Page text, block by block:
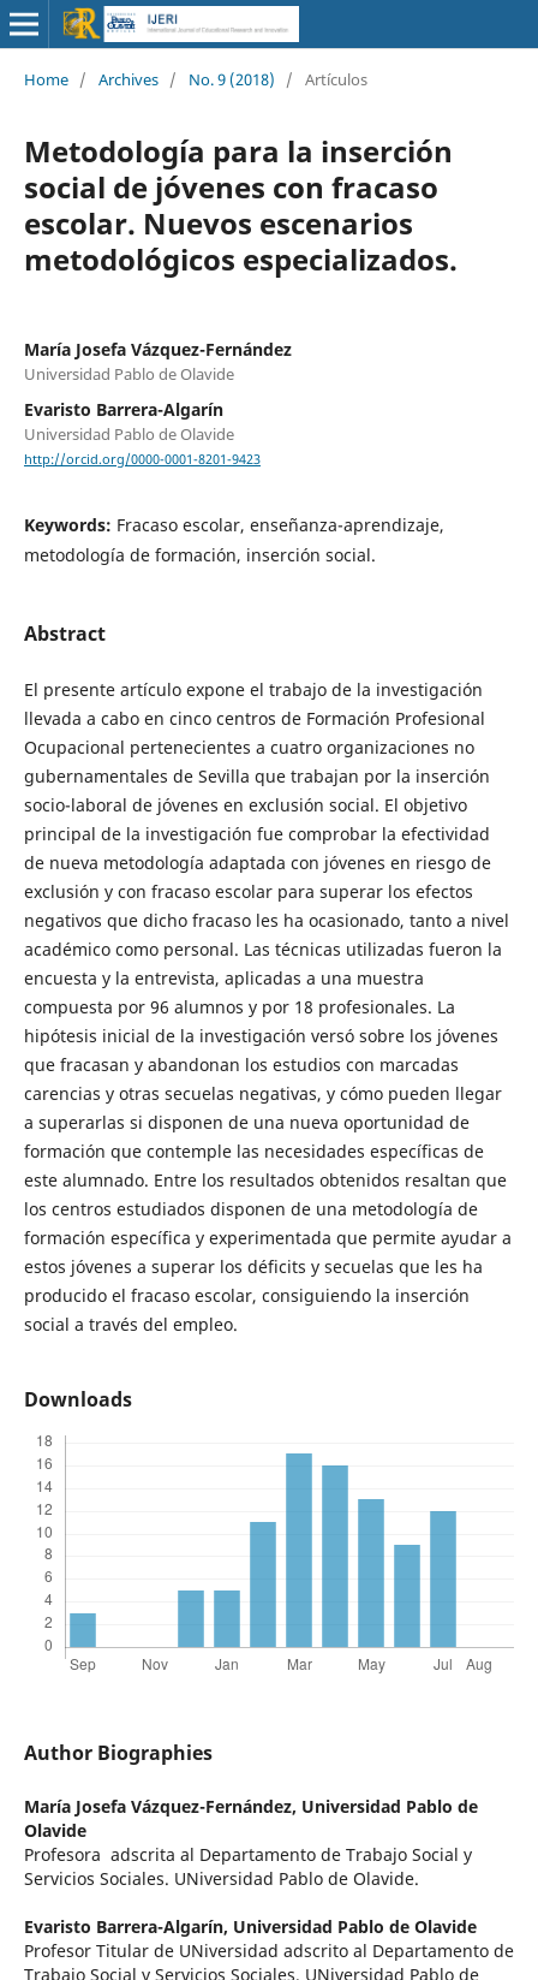
Home / Archives / No. 9 (2018) / Artículos
Metodología para la inserción
social de jóvenes con fracaso
escolar. Nuevos escenarios
metodológicos especializados.
María Josefa Vázquez-Fernández
Universidad Pablo de Olavide
Evaristo Barrera-Algarín
Universidad Pablo de Olavide
http://orcid.org/0000-0001-8201-9423
Keywords: Fracaso escolar, enseñanza-aprendizaje,
metodología de formación, inserción social.
Abstract
El presente artículo expone el trabajo de la investigación
llevada a cabo en cinco centros de Formación Profesional
Ocupacional pertenecientes a cuatro organizaciones no
gubernamentales de Sevilla que trabajan por la inserción
socio-laboral de jóvenes en exclusión social. El objetivo
principal de la investigación fue comprobar la efectividad
de nueva metodología adaptada con jóvenes en riesgo de
exclusión y con fracaso escolar para superar los efectos
negativos que dicho fracaso les ha ocasionado, tanto a nivel
académico como personal. Las técnicas utilizadas fueron la
encuesta y la entrevista, aplicadas a una muestra
compuesta por 96 alumnos y por 18 profesionales. La
hipótesis inicial de la investigación versó sobre los jóvenes
que fracasan y abandonan los estudios con marcadas
carencias y otras secuelas negativas, y cómo pueden llegar
a superarlas si disponen de una nueva oportunidad de
formación que contemple las necesidades específicas de
este alumnado. Entre los resultados obtenidos resaltan que
los centros estudiados disponen de una metodología de
formación específica y experimentada que permite ayudar a
estos jóvenes a superar los déficits y secuelas que les ha
producido el fracaso escolar, consiguiendo la inserción
social a través del empleo.
Downloads
Author Biographies
María Josefa Vázquez-Fernández, Universidad Pablo de
Olavide
Profesora adscrita al Departamento de Trabajo Social y
Servicios Sociales. UNiversidad Pablo de Olavide.
Evaristo Barrera-Algarín, Universidad Pablo de Olavide
Profesor Titular de UNiversidad adscrito al Departamento de
Trabajo Social y Servicios Sociales. UNiversidad Pablo de